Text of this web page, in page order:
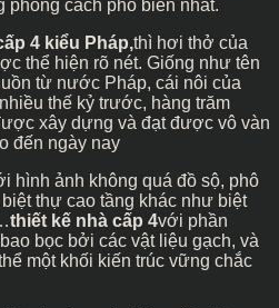
phong cách phổ biến nhất.
4 kiểu Pháp,thì hơi thở của
thể hiện rõ nét. Giống như tên
từ nước Pháp, cái nôi của
thế kỷ trước, hàng trăm
xây dựng và đạt được vô vàn
đến ngày nay
hình ảnh không quá đồ sộ, phô
thự cao tầng khác như biệt
thiết kế nhà cấp 4với phần
bọc bởi các vật liệu gạch, và
một khối kiến trúc vững chắc